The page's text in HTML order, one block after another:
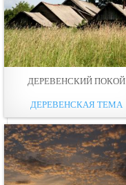
ДЕРЕВЕНСКИЙ ПОКОЙ
ДЕРЕВЕНСКАЯ ТЕМА